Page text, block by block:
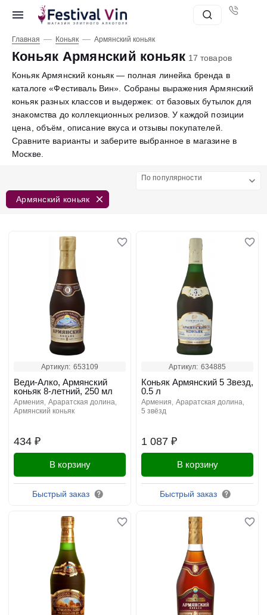
Главная — Коньяк — Армянский коньяк
Коньяк Армянский коньяк 17 товаров
Коньяк Армянский коньяк — полная линейка бренда в
каталоге «Фестиваль Вин». Собраны выражения Армянский
коньяк разных классов и выдержек: от базовых бутылок для
знакомства до коллекционных релизов. У каждой позиции
цена, объём, описание вкуса и отзывы покупателей.
Сравните варианты и заберите выбранное в магазине в
Москве.
По популярности
Армянский коньяк
Артикул: 653109
434 ₽
Веди-Алко, Армянский
коньяк 8-летний, 250 мл
армения
араратская долина
армянский коньяк
В корзину
Быстрый заказ
Артикул: 634885
1 087 ₽
Коньяк Армянский 5 Звезд,
0.5 л
армения
араратская долина
5 звёзд
В корзину
Быстрый заказ